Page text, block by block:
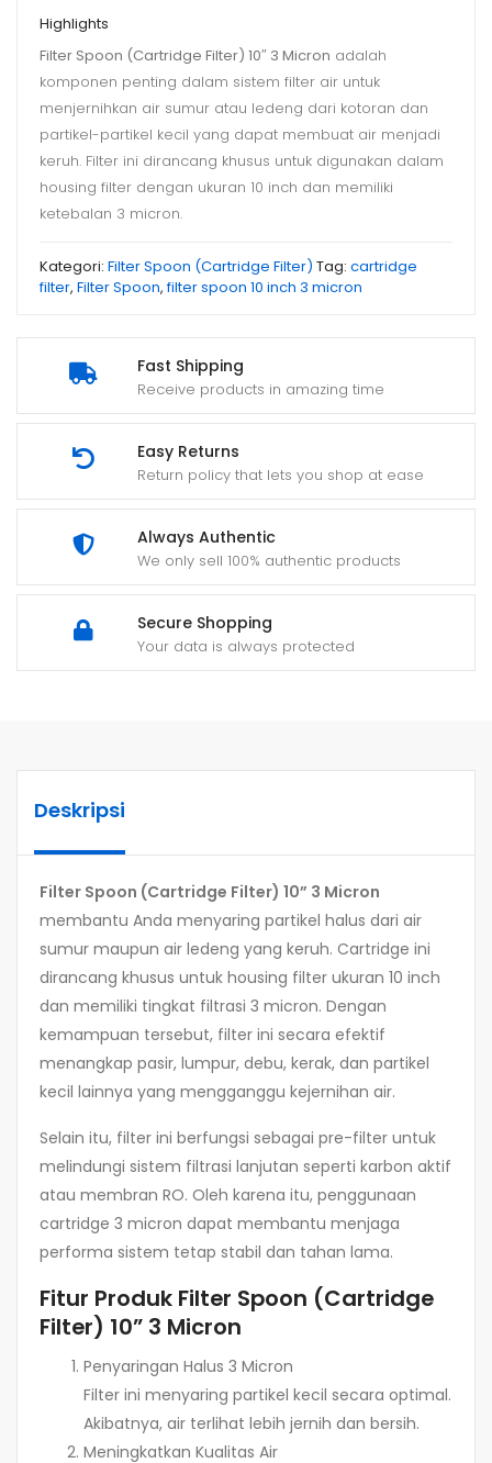
Fast Shipping
Receive products in amazing time
Easy Returns
Return policy that lets you shop at ease
Always Authentic
We only sell 100% authentic products
Secure Shopping
Your data is always protected
Highlights
Filter Spoon (Cartridge Filter) 10″ 3 Micron adalah
komponen penting dalam sistem filter air untuk
menjernihkan air sumur atau ledeng dari kotoran dan
partikel-partikel kecil yang dapat membuat air menjadi
keruh. Filter ini dirancang khusus untuk digunakan dalam
housing filter dengan ukuran 10 inch dan memiliki
ketebalan 3 micron.
Kategori: Filter Spoon (Cartridge Filter) Tag: cartridge
filter, Filter Spoon,filter spoon 10 inch 3 micron
Deskripsi
Filter Spoon (Cartridge Filter) 10” 3 Micron
membantu Anda menyaring partikel halus dari air
sumur maupun air ledeng yang keruh. Cartridge ini
dirancang khusus untuk housing filter ukuran 10 inch
dan memiliki tingkat filtrasi 3 micron. Dengan
kemampuan tersebut, filter ini secara efektif
menangkap pasir, lumpur, debu, kerak, dan partikel
kecil lainnya yang mengganggu kejernihan air.
Selain itu, filter ini berfungsi sebagai pre-filter untuk
melindungi sistem filtrasi lanjutan seperti karbon aktif
atau membran RO. Oleh karena itu, penggunaan
cartridge 3 micron dapat membantu menjaga
performa sistem tetap stabil dan tahan lama.
Fitur Produk Filter Spoon (Cartridge
Filter) 10” 3 Micron
Penyaringan Halus 3 Micron
Filter ini menyaring partikel kecil secara optimal.
Akibatnya, air terlihat lebih jernih dan bersih.
Meningkatkan Kualitas Air